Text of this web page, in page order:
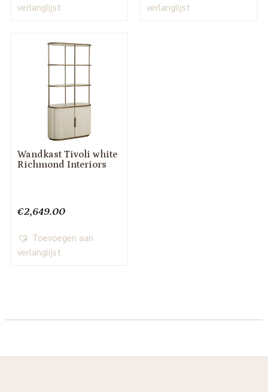
verlanglijst
verlanglijst
Wandkast Tivoli white
Richmond Interiors
€2,649.00
Toevoegen aan
verlanglijst